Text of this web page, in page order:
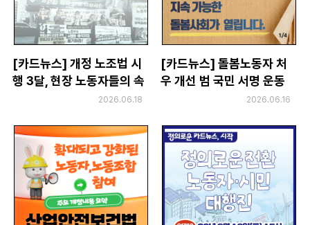
[카드뉴스] 개정 노조법 시
행 3달, 현장 노동자들의 속
2026.06.18
[카드뉴스] 돌봄노동자 처
우 개선 범 국민 서명 운동
2026.06.16